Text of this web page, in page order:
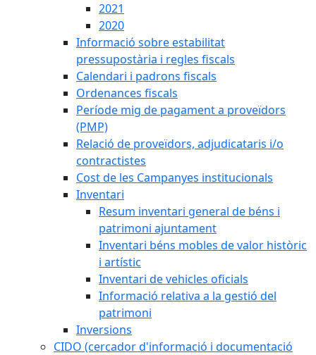
2021
2020
Informació sobre estabilitat
pressupostària i regles fiscals
Calendari i padrons fiscals
Ordenances fiscals
Període mig de pagament a proveïdors
(PMP)
Relació de proveïdors, adjudicataris i/o
contractistes
Cost de les Campanyes institucionals
Inventari
Resum inventari general de béns i
patrimoni ajuntament
Inventari béns mobles de valor històric
i artístic
Inventari de vehicles oficials
Informació relativa a la gestió del
patrimoni
Inversions
CIDO (cercador d'informació i documentació